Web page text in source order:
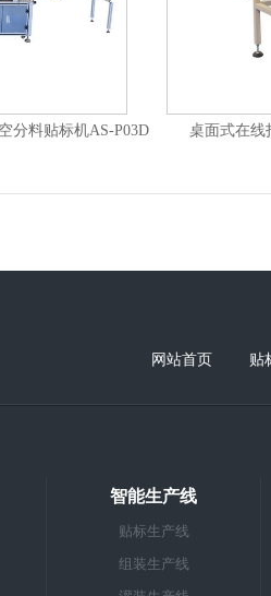
面分页贴标机AS-P02
网站首页 贴
智能生产线
贴标生产线
组装生产线